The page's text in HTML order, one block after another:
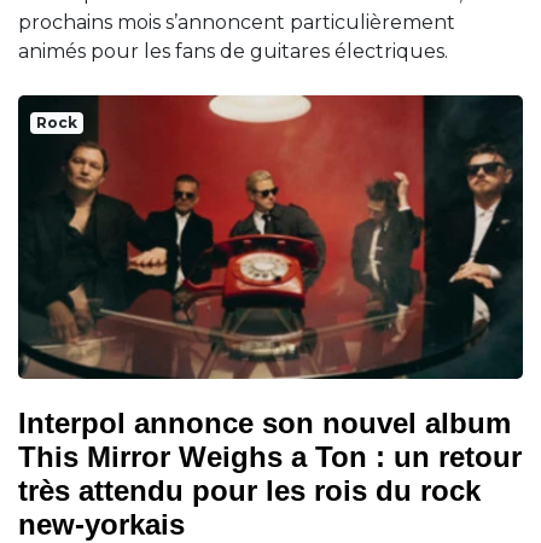
prochains mois s’annoncent particulièrement
animés pour les fans de guitares électriques.
Rock
Interpol annonce son nouvel album
This Mirror Weighs a Ton : un retour
très attendu pour les rois du rock
new-yorkais